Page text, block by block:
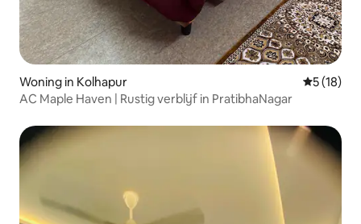
Woning in Kolhapur
5 (18)
AC Maple Haven | Rustig verblijf in PratibhaNagar